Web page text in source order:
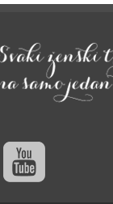
0 dinara, a sve je
danima!
kamilicom koji
nadutost i vraća
minuta!